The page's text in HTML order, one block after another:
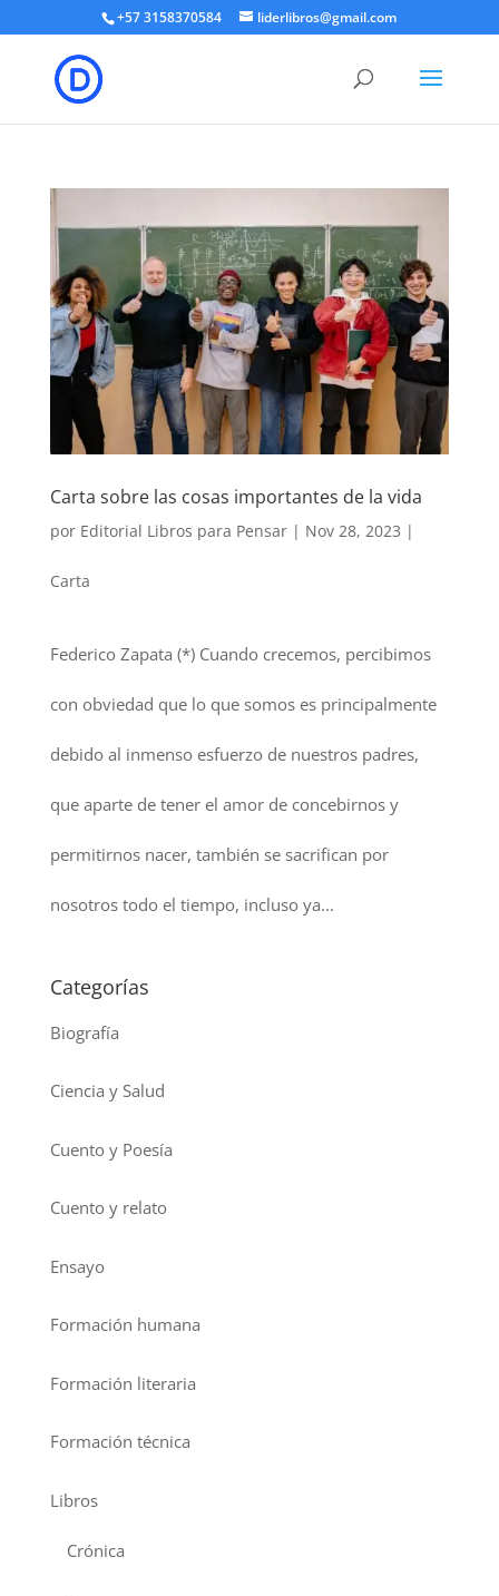
+57 3158370584 liderlibros@gmail.com
Carta sobre las cosas importantes de la vida
por Editorial Libros para Pensar| Nov 28, 2023 |
Carta
Federico Zapata (*) Cuando crecemos, percibimos
con obviedad que lo que somos es principalmente
debido al inmenso esfuerzo de nuestros padres,
que aparte de tener el amor de concebirnos y
permitirnos nacer, también se sacrifican por
nosotros todo el tiempo, incluso ya...
Categorías
Biografía
Ciencia y Salud
Cuento y Poesía
Cuento y relato
Ensayo
Formación humana
Formación literaria
Formación técnica
Libros
Crónica